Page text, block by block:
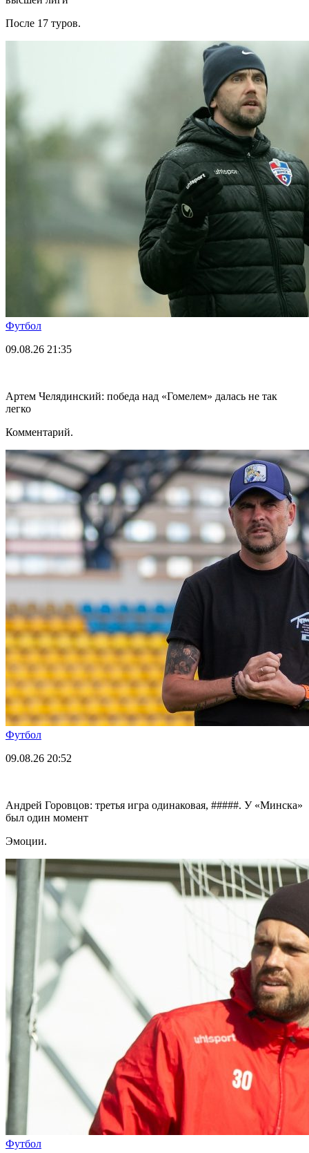
После 17 туров.
Футбол
09.08.26 21:35
Артем Челядинский: победа над «Гомелем» далась не так
легко
Комментарий.
Футбол
09.08.26 20:52
Андрей Горовцов: третья игра одинаковая, #####. У «Минска»
был один момент
Эмоции.
Футбол